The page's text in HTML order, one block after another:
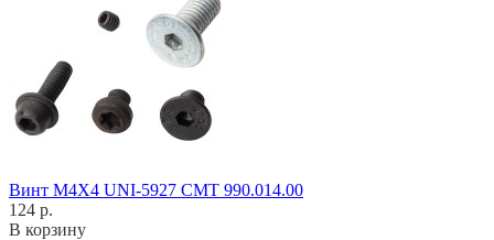
Винт M4X4 UNI-5927 CMT 990.014.00
124 р.
В корзину